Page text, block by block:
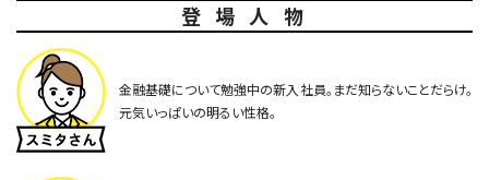
登場人物
金融基礎について勉強中の新入社員。まだ知らないことだらけ。
元気いっぱいの明るい性格。